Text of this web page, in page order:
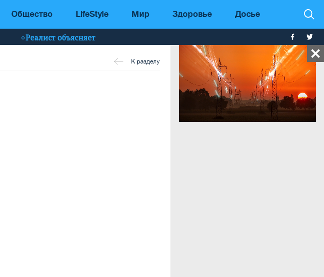
Общество LifeStyle Мир Здоровье Досье
Реалист объясняет
К разделу